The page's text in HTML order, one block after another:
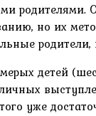
родителями.
но их
детей
уже